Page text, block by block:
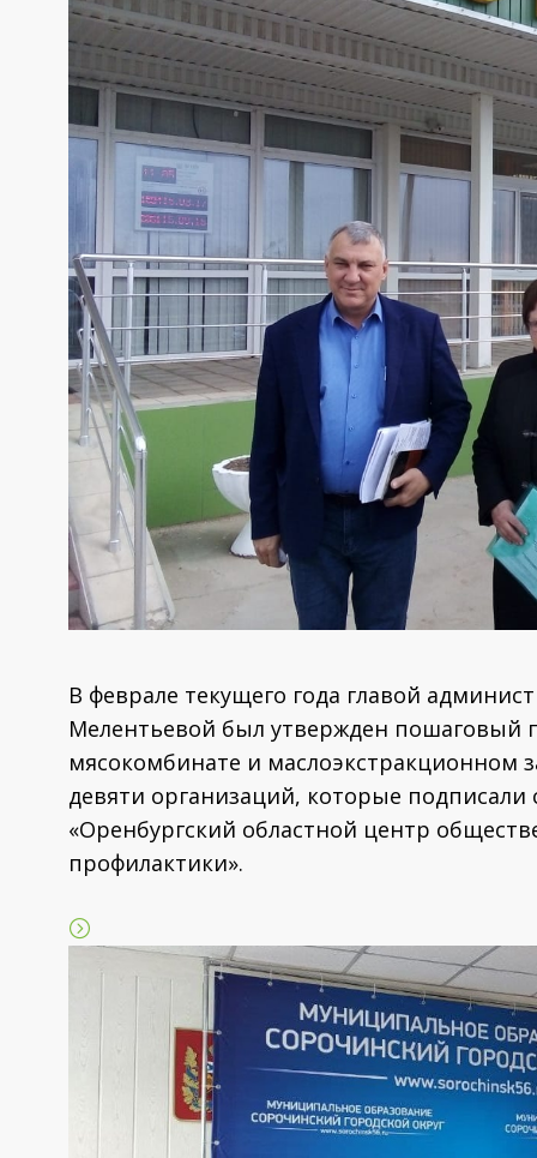
В феврале текущего года главой
Мелентьевой был утвержден пошаговый
мясокомбинате и маслоэкстракционном
девяти организаций, которые
«Оренбургский областной центр
профилактики».